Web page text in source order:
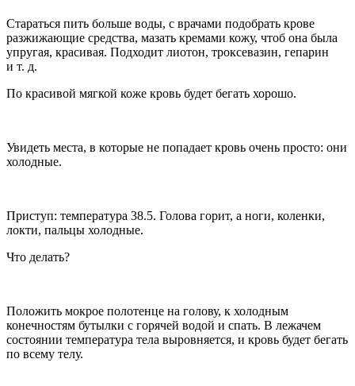
Стараться пить больше воды, с врачами подобрать крове
разжижающие средства, мазать кремами кожу, чтоб она была
упругая, красивая. Подходит лиотон, троксевазин, гепарин
и т. д.
По красивой мягкой коже кровь будет бегать хорошо.
Увидеть места, в которые не попадает кровь очень просто: они
холодные.
Приступ: температура 38.5. Голова горит, а ноги, коленки,
локти, пальцы холодные.
Что делать?
Положить мокрое полотенце на голову, к холодным
конечностям бутылки с горячей водой и спать. В лежачем
состоянии температура тела выровняется, и кровь будет бегать
по всему телу.